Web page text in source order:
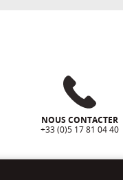
NOUS CONTACTER
+33 (0)5 17 81 04 40